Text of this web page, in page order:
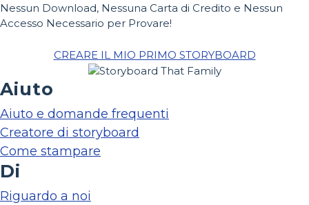
Nessun Download, Nessuna Carta di Credito e Nessun
Accesso Necessario per Provare!
CREARE IL MIO PRIMO STORYBOARD
Aiuto
Aiuto e domande frequenti
Creatore di storyboard
Come stampare
Di
Riguardo a noi